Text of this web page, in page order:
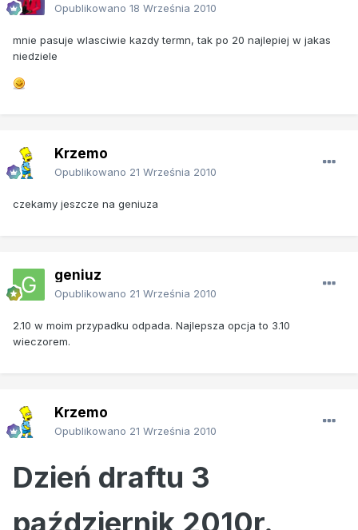
Opublikowano 18 Września 2010
mnie pasuje wlasciwie kazdy termn, tak po 20 najlepiej w jakas
niedziele
Krzemo
Opublikowano 21 Września 2010
czekamy jeszcze na geniuza
geniuz
Opublikowano 21 Września 2010
2.10 w moim przypadku odpada. Najlepsza opcja to 3.10
wieczorem.
Krzemo
Opublikowano 21 Września 2010
Dzień draftu 3
październik 2010r.